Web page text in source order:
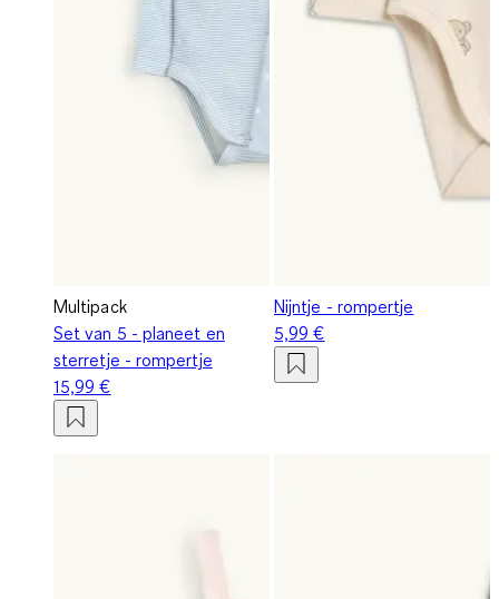
Multipack
Set van 5 - planeet en
sterretje - rompertje
15,99 €
Nijntje - rompertje
5,99 €